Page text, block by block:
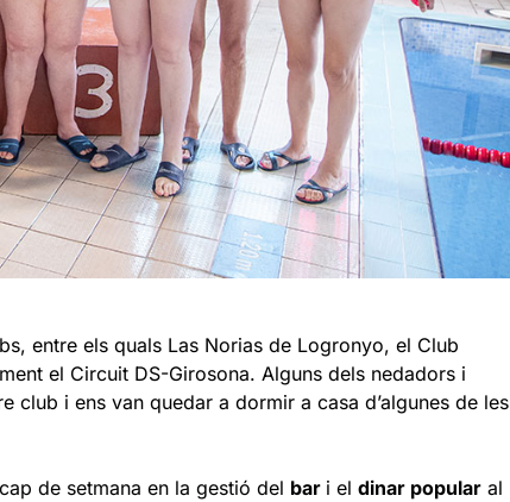
entre els quals Las Norias de Logronyo, el Club
el Circuit DS-Girosona. Alguns dels nedadors i
club i ens van quedar a dormir a casa d’algunes de les
de setmana en la gestió del bar i el dinar popular al